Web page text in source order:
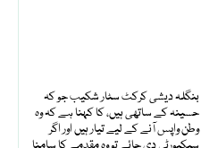
بنگلہ دیشی کرکٹ سٹار شکیب جو کہ
حسینہ کے ساتھی ہیں، کا کہنا ہے کہ وہ
وطن واپس آنے کے لیے تیار ہیں اور اگر